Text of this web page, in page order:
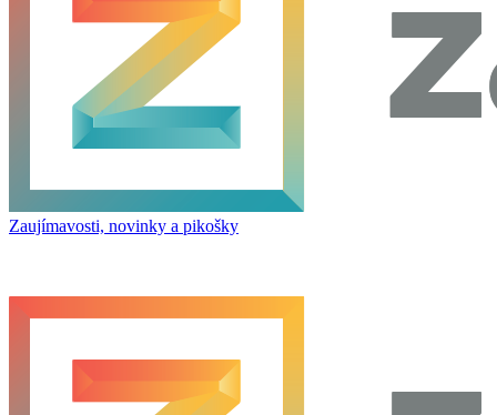
Zaujímavosti, novinky a pikošky